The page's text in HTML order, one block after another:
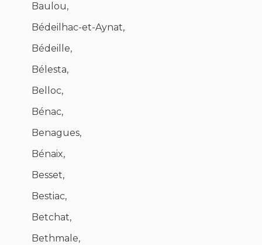
Baulou,
Bédeilhac-et-Aynat,
Bédeille,
Bélesta,
Belloc,
Bénac,
Benagues,
Bénaix,
Besset,
Bestiac,
Betchat,
Bethmale,